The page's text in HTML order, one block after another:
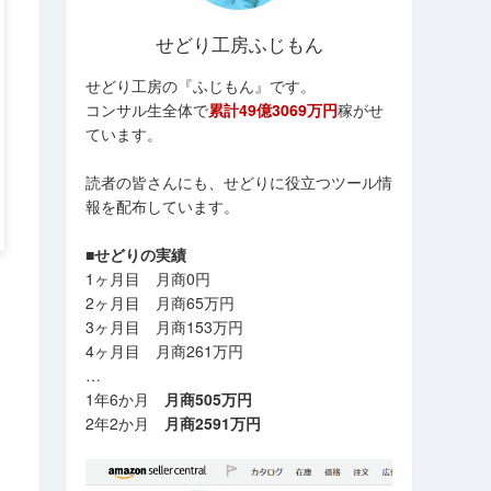
せどり工房ふじもん
せどり工房の『ふじもん』です。
コンサル生全体で累計49億3069万円稼がせ
ています。
読者の皆さんにも、せどりに役立つツール情
報を配布しています。
■せどりの実績
1ヶ月目 月商0円
2ヶ月目 月商65万円
3ヶ月目 月商153万円
4ヶ月目 月商261万円
…
1年6か月 月商505万円
2年2か月 月商2591万円